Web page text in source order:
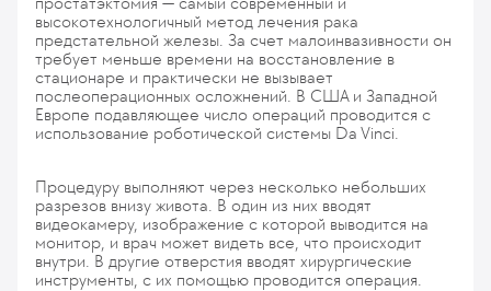
высокотехнологичный метод лечения рака
предстательной железы. За счет малоинвазивности он
требует меньше времени на восстановление в
стационаре и практически не вызывает
послеоперационных осложнений. В США и Западной
Европе подавляющее число операций проводится с
использование роботической системы Da Vinci.
Процедуру выполняют через несколько небольших
разрезов внизу живота. В один из них вводят
видеокамеру, изображение с которой выводится на
монитор, и врач может видеть все, что происходит
внутри. В другие отверстия вводят хирургические
инструменты, с их помощью проводится операция.